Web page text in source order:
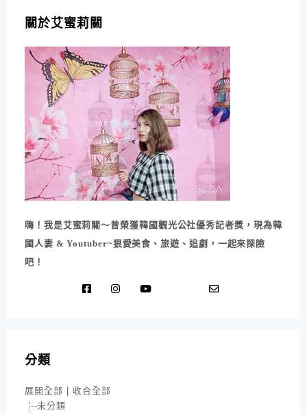
關於艾蜜莉關
嗨！我是艾蜜莉關～曾榮獲韓國觀光公社優秀記者獎，現為韓
國人妻 & Youtuber~狠愛美食、旅遊、追劇，一起來探險
吧！
分類
展開全部
收合全部
未分類